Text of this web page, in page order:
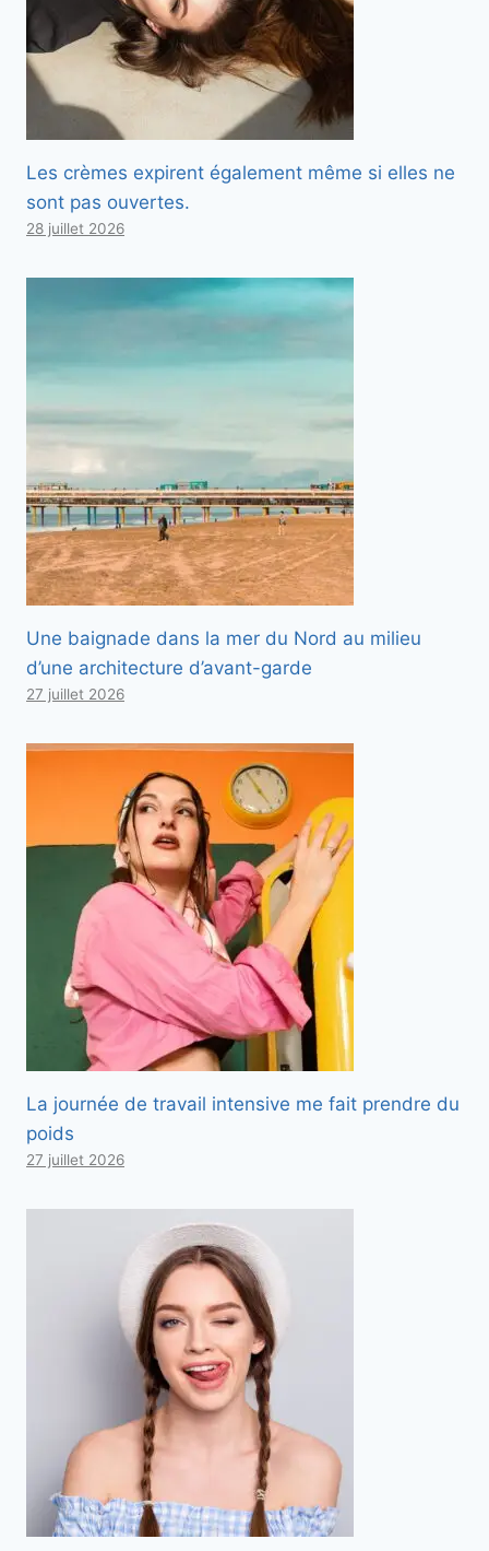
Les crèmes expirent également même si elles ne
sont pas ouvertes.
28 juillet 2026
Une baignade dans la mer du Nord au milieu
d’une architecture d’avant-garde
27 juillet 2026
La journée de travail intensive me fait prendre du
poids
27 juillet 2026